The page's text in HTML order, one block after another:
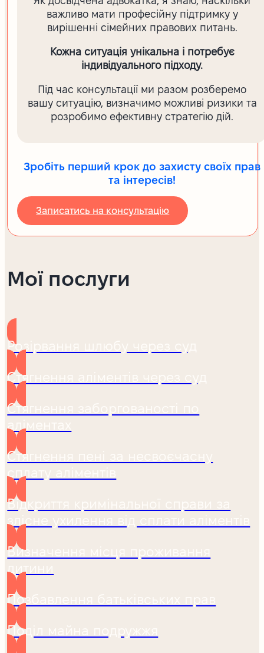
важливо мати професійну підтримку у
вирішенні сімейних правових питань.
Кожна ситуація унікальна і потребує
індивідуального підходу.
Під час консультації ми разом розберемо
вашу ситуацію, визначимо можливі ризики та
розробимо ефективну стратегію дій.
Зробіть перший крок до захисту своїх прав
та інтересів!
Записатись на консультацію
Мої послуги
Розірвання шлюбу через суд
Стягнення аліментів через суд
Стягнення заборгованості по
аліментах
Стягнення пені за несвоєчасну
сплату аліментів
Відкриття кримінальної справи за
злісне ухилення від сплати аліментів
Визначення місця проживання
дитини
Позбавлення батьківських прав
Поділ майна подружжя